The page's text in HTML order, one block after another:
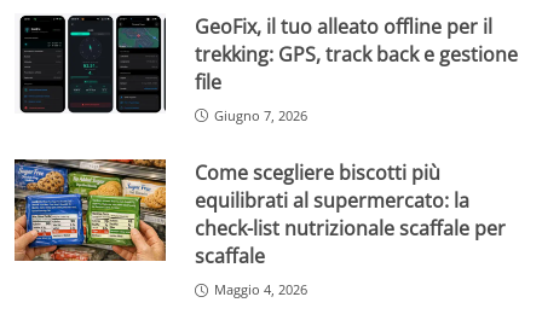
GeoFix, il tuo alleato offline per il
trekking: GPS, track back e gestione
file
Giugno 7, 2026
Come scegliere biscotti più
equilibrati al supermercato: la
check-list nutrizionale scaffale per
scaffale
Maggio 4, 2026